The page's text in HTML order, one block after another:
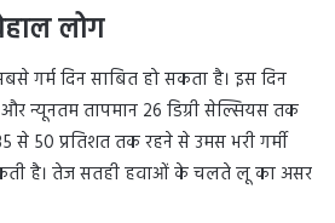
लोग
गर्म दिन साबित हो सकता है। इस दिन
न्यूनतम तापमान 26 डिग्री सेल्सियस तक
से 50 प्रतिशत तक रहने से उमस भरी गर्मी
है। तेज सतही हवाओं के चलते लू का असर